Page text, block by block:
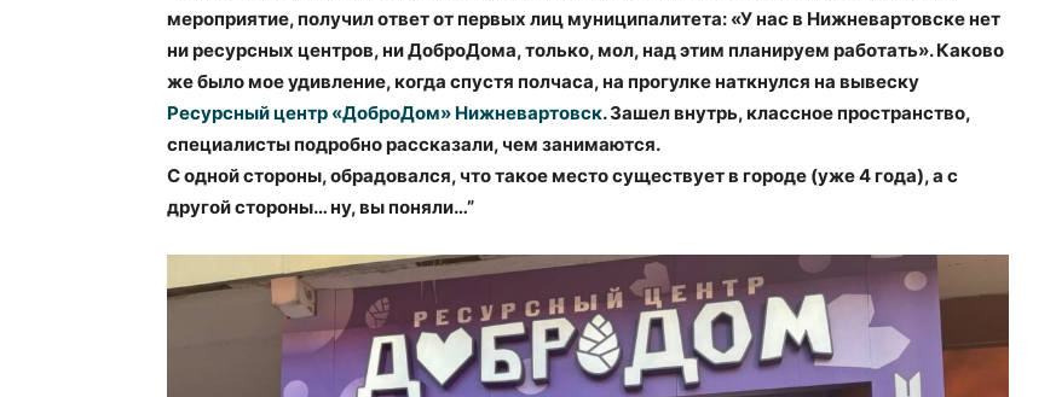
мероприятие, получил ответ от первых лиц муниципалитета: «У нас в Нижневартовске нет
ни ресурсных центров, ни ДоброДома, только, мол, над этим планируем работать». Каково
же было мое удивление, когда спустя полчаса, на прогулке наткнулся на вывеску
Ресурсный центр «ДоброДом» Нижневартовск. Зашел внутрь, классное пространство,
специалисты подробно рассказали, чем занимаются.
С одной стороны, обрадовался, что такое место существует в городе (уже 4 года), а с
другой стороны… ну, вы поняли…”